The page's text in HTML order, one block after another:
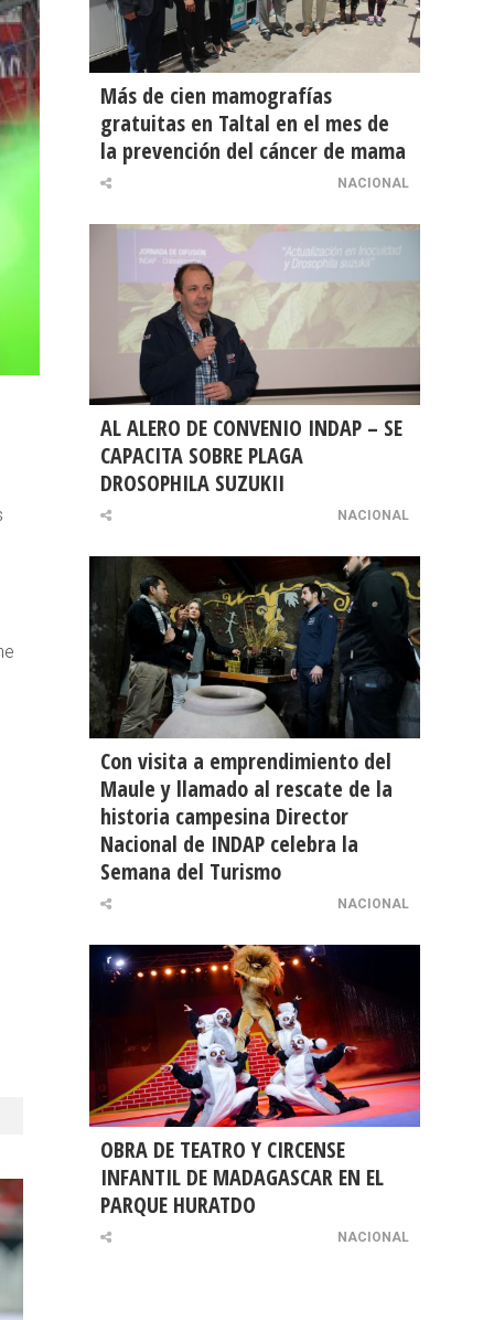
Más de cien mamografías
gratuitas en Taltal en el mes de
la prevención del cáncer de mama
NACIONAL
AL ALERO DE CONVENIO INDAP – SE
CAPACITA SOBRE PLAGA
DROSOPHILA SUZUKII
NACIONAL
Con visita a emprendimiento del
Maule y llamado al rescate de la
historia campesina Director
Nacional de INDAP celebra la
Semana del Turismo
NACIONAL
OBRA DE TEATRO Y CIRCENSE
INFANTIL DE MADAGASCAR EN EL
PARQUE HURATDO
NACIONAL